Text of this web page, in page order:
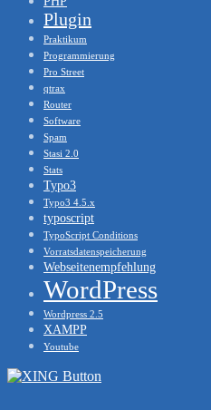
Plugin
Praktikum
Programmierung
Pro Street
qtrax
Router
Software
Spam
Stasi 2.0
Stats
Typo3
Typo3 4.5.x
typoscript
TypoScript Conditions
Vorratsdatenspeicherung
Webseitenempfehlung
WordPress
Wordpress 2.5
XAMPP
Youtube